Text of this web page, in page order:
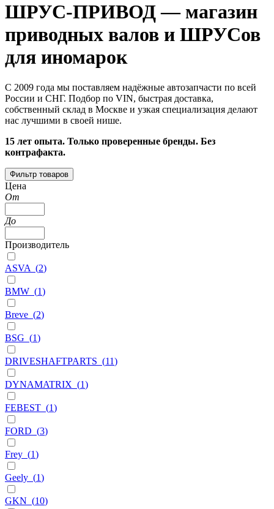
ШРУС-ПРИВОД — магазин
приводных валов и ШРУСов
для иномарок
С 2009 года мы поставляем надёжные автозапчасти по всей
России и СНГ. Подбор по VIN, быстрая доставка,
собственный склад в Москве и узкая специализация делают
нас лучшими в своей нише.
15 лет опыта. Только проверенные бренды. Без
контрафакта.
Фильтр товаров
Цена
От
До
Производитель
ASVA (2)
BMW (1)
Breve (2)
BSG (1)
DRIVESHAFTPARTS (11)
DYNAMATRIX (1)
FEBEST (1)
FORD (3)
Frey (1)
Geely (1)
GKN (10)